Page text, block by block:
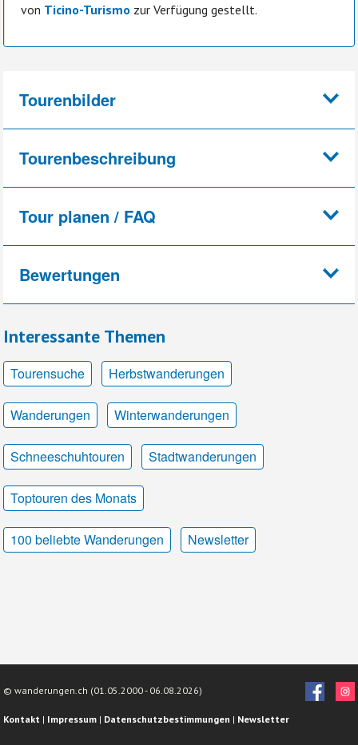
von Ticino-Turismo zur Verfügung gestellt.
Tourenbilder
Tourenbeschreibung
Tour planen / FAQ
Bewertungen
Interessante Themen
Tourensuche Herbstwanderungen
Wanderungen Winterwanderungen
Schneeschuhtouren Stadtwanderungen
Toptouren des Monats
100 beliebte Wanderungen Newsletter
© wanderungen.ch (01.05.2000 - 06.08.2026)
Kontakt | Impressum | Datenschutzbestimmungen | Newsletter